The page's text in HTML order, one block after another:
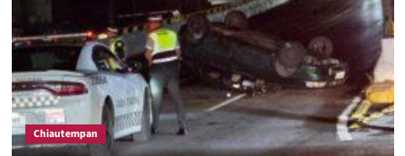
Chiautempan